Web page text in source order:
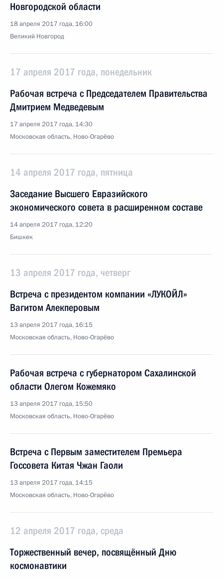
Новгородской области
18 апреля 2017 года, 16:00
Великий Новгород
17 апреля 2017 года, понедельник
Рабочая встреча с Председателем Правительства
Дмитрием Медведевым
17 апреля 2017 года, 14:30
Московская область, Ново-Огарёво
14 апреля 2017 года, пятница
Заседание Высшего Евразийского
экономического совета в расширенном составе
14 апреля 2017 года, 12:20
Бишкек
13 апреля 2017 года, четверг
Встреча с президентом компании «ЛУКОЙЛ»
Вагитом Алекперовым
13 апреля 2017 года, 16:15
Московская область, Ново-Огарёво
Рабочая встреча с губернатором Сахалинской
области Олегом Кожемяко
13 апреля 2017 года, 15:50
Московская область, Ново-Огарёво
Встреча с Первым заместителем Премьера
Госсовета Китая Чжан Гаоли
13 апреля 2017 года, 14:15
Московская область, Ново-Огарёво
12 апреля 2017 года, среда
Торжественный вечер, посвящённый Дню
космонавтики